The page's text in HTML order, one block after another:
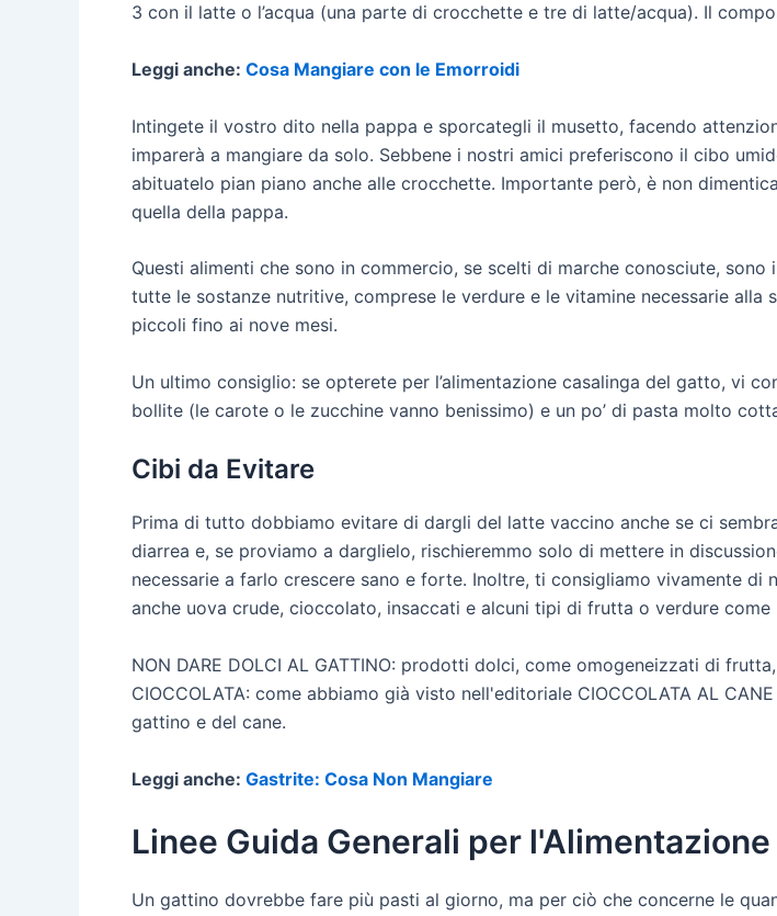
3 con il latte o l’acqua (una parte di crocchette e tre di latte/acqua). Il
Leggi anche: Cosa Mangiare con le Emorroidi
Intingete il vostro dito nella pappa e sporcategli il musetto, facendo
imparerà a mangiare da solo. Sebbene i nostri amici preferiscono il cibo
abituatelo pian piano anche alle crocchette. Importante però, è non
quella della pappa.
Questi alimenti che sono in commercio, se scelti di marche conosciute,
tutte le sostanze nutritive, comprese le verdure e le vitamine necessarie
piccoli fino ai nove mesi.
Un ultimo consiglio: se opterete per l’alimentazione casalinga del gatto, vi
bollite (le carote o le zucchine vanno benissimo) e un po’ di pasta molto
Cibi da Evitare
Prima di tutto dobbiamo evitare di dargli del latte vaccino anche se ci
diarrea e, se proviamo a darglielo, rischieremmo solo di mettere in
necessarie a farlo crescere sano e forte. Inoltre, ti consigliamo vivamente
anche uova crude, cioccolato, insaccati e alcuni tipi di frutta o verdure
NON DARE DOLCI AL GATTINO: prodotti dolci, come omogeneizzati di
CIOCCOLATA: come abbiamo già visto nell'editoriale CIOCCOLATA AL
gattino e del cane.
Leggi anche: Gastrite: Cosa Non Mangiare
Linee Guida Generali per l'Alimentazione
Un gattino dovrebbe fare più pasti al giorno, ma per ciò che concerne le